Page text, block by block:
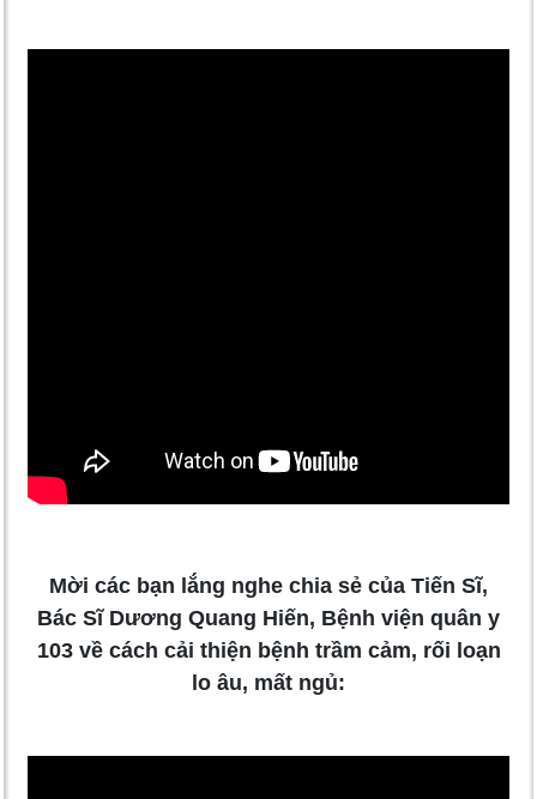
Mời các bạn lắng nghe chia sẻ của Tiến Sĩ,
Bác Sĩ Dương Quang Hiến, Bệnh viện quân y
103 về cách cải thiện bệnh trầm cảm, rối loạn
lo âu, mất ngủ: